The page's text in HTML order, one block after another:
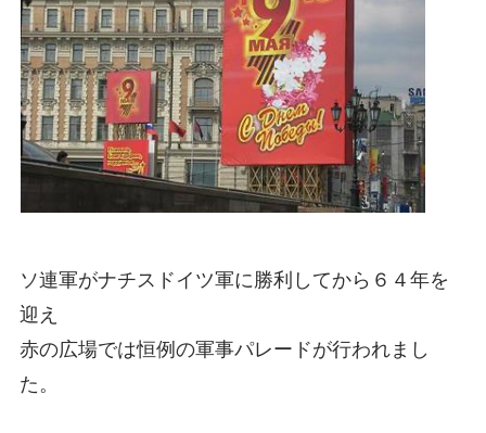
ソ連軍がナチスドイツ軍に勝利してから６４年を
迎え
赤の広場では恒例の軍事パレードが行われまし
た。